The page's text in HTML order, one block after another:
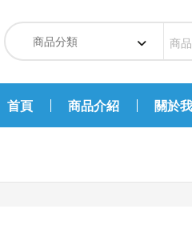
首頁 商品介紹 關於